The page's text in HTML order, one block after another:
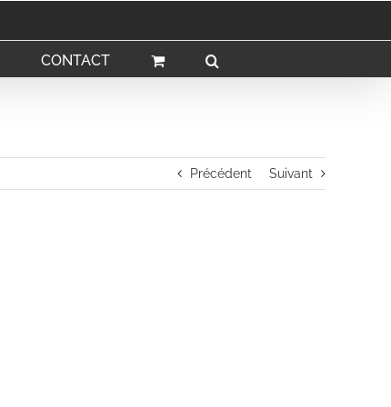
CONTACT
Précédent Suivant